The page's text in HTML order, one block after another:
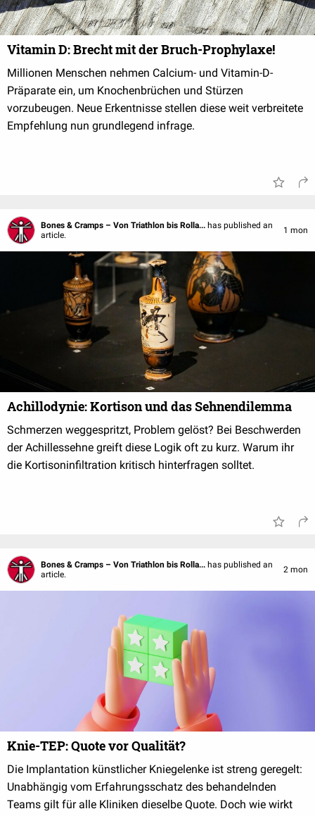
Vitamin D: Brecht mit der Bruch-Prophylaxe!
Millionen Menschen nehmen Calcium- und Vitamin-D-
Präparate ein, um Knochenbrüchen und Stürzen
vorzubeugen. Neue Erkentnisse stellen diese weit verbreitete
Empfehlung nun grundlegend infrage.
Bones & Cramps – Von Triathlon bis Rolla... has published an
article.
1 mon
Achillodynie: Kortison und das Sehnendilemma
Schmerzen weggespritzt, Problem gelöst? Bei Beschwerden
der Achillessehne greift diese Logik oft zu kurz. Warum ihr
die Kortisoninfiltration kritisch hinterfragen solltet.
Bones & Cramps – Von Triathlon bis Rolla... has published an
article.
2 mon
Knie-TEP: Quote vor Qualität?
Die Implantation künstlicher Kniegelenke ist streng geregelt:
Unabhängig vom Erfahrungsschatz des behandelnden
Teams gilt für alle Kliniken dieselbe Quote. Doch wie wirkt